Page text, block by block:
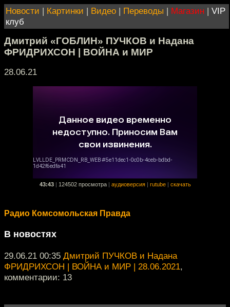
Новости | Картинки | Видео | Переводы | Магазин | VIP
клуб
Дмитрий «ГОБЛИН» ПУЧКОВ и Надана
ФРИДРИХСОН | ВОЙНА и МИР
28.06.21
43:43 124502 просмотра аудиоверсия rutube скачать
Радио Комсомольская Правда
В новостях
29.06.21 00:35 Дмитрий ПУЧКОВ и Надана
ФРИДРИХСОН | ВОЙНА и МИР | 28.06.2021,
комментарии: 13